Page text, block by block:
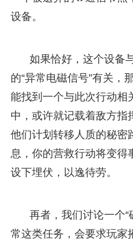
设备。
如果恰好，这个设备
的“异常电磁信号”有关，
能找到一个与此次行动相
中，或许就记载着敌方指
他们计划转移人质的秘密
息，你的营救行动将变得
设下埋伏，以逸待劳。
再者，我们讨论一个“
常这类任务，会要求玩家